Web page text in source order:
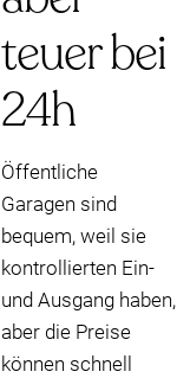
teuer bei
24h
Öffentliche
Garagen sind
bequem, weil sie
kontrollierten Ein-
und Ausgang haben,
aber die Preise
können schnell